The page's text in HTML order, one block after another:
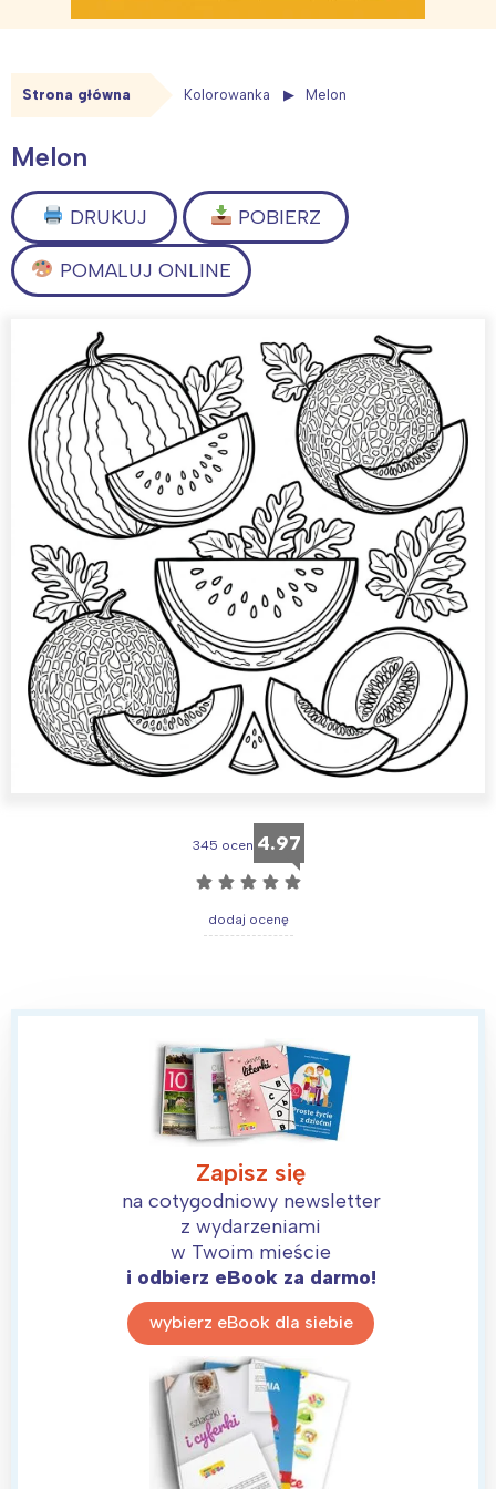
Strona główna Kolorowanka Melon
Melon
DRUKUJ POBIERZ
POMALUJ ONLINE
345 ocen 4.97
☆ ☆ ☆ ☆ ☆
dodaj ocenę
Zapisz się
na cotygodniowy newsletter
z wydarzeniami
w Twoim mieście
i odbierz eBook za darmo!
wybierz eBook dla siebie